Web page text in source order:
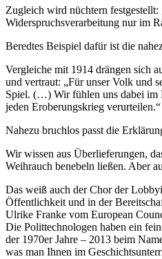
Zugleich wird nüchtern
Widerspruchsverarbeitung nur im
Beredtes Beispiel dafür ist die
Vergleiche mit 1914 drängen sich
und vertraut: „Für unser Volk und
Spiel. (…) Wir fühlen uns dabei im
jeden Eroberungskrieg verurteilen.“
Nahezu bruchlos passt die
Wir wissen aus Überlieferungen,
Weihrauch benebeln ließen. Aber
Das weiß auch der Chor der
Öffentlichkeit und in der
Ulrike Franke vom European
Die Polittechnologen haben ein
der 1970er Jahre – 2013 beim
was man Ihnen im